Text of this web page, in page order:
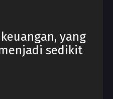
yang
sedikit